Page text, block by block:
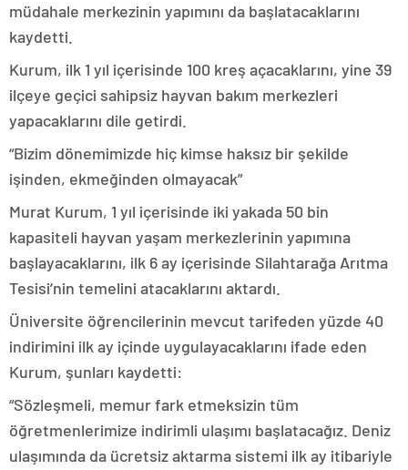
müdahale merkezinin yapımını da başlatacaklarını
kaydetti.
Kurum, ilk 1 yıl içerisinde 100 kreş açacaklarını, yine 39
ilçeye geçici sahipsiz hayvan bakım merkezleri
yapacaklarını dile getirdi.
“Bizim dönemimizde hiç kimse haksız bir şekilde
işinden, ekmeğinden olmayacak”
Murat Kurum, 1 yıl içerisinde iki yakada 50 bin
kapasiteli hayvan yaşam merkezlerinin yapımına
başlayacaklarını, ilk 6 ay içerisinde Silahtarağa Arıtma
Tesisi’nin temelini atacaklarını aktardı.
Üniversite öğrencilerinin mevcut tarifeden yüzde 40
indirimini ilk ay içinde uygulayacaklarını ifade eden
Kurum, şunları kaydetti:
“Sözleşmeli, memur fark etmeksizin tüm
öğretmenlerimize indirimli ulaşımı başlatacağız. Deniz
ulaşımında da ücretsiz aktarma sistemi ilk ay itibariyle